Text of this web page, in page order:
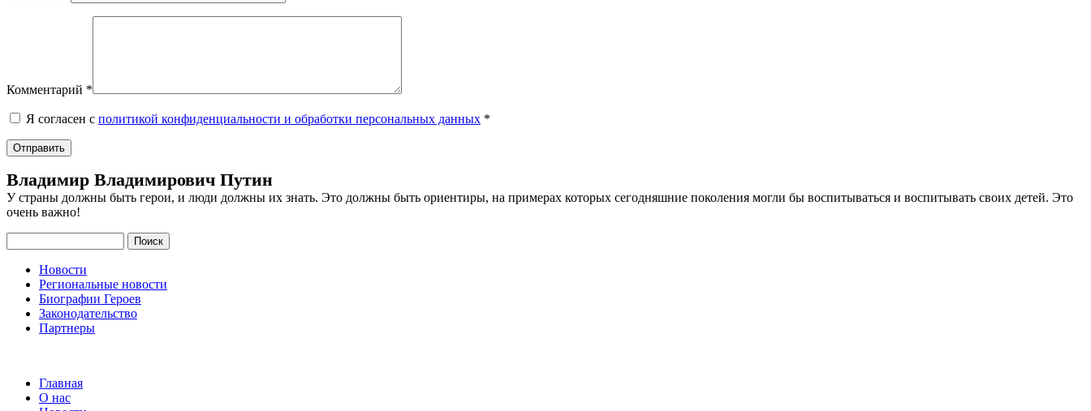
Комментарий *
Я согласен с политикой конфиденциальности и обработки персональных данных *
Владимир Владимирович Путин
У страны должны быть герои, и люди должны их знать. Это должны быть ориентиры, на примерах которых сегодняшние поколения могли бы воспитываться и воспитывать своих детей. Это
очень важно!
Поиск
Новости
Региональные новости
Биографии Героев
Законодательство
Партнеры
Главная
О нас